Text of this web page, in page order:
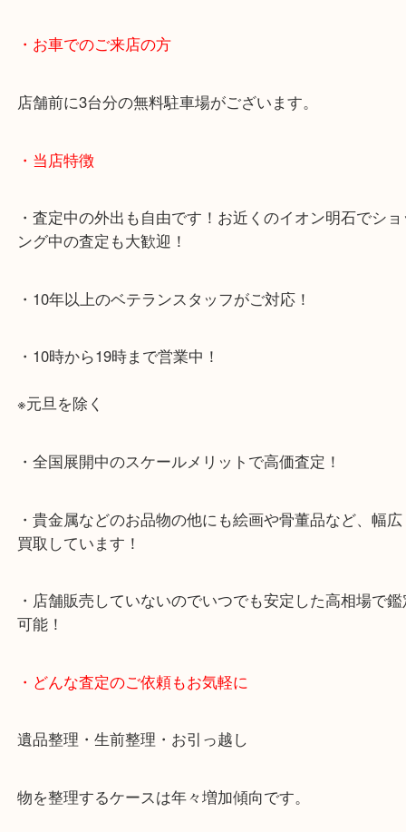
・最寄り駅のご案内
JR神戸線「明石大久保駅」
店舗前に3台分の無料駐車場がございます。
・当店特徴
・査定中の外出も自由です！お近くのイオン明石で
ング中の査定も大歓迎！
・10年以上のベテランスタッフがご対応！
・10時から19時まで営業中！
・全国展開中のスケールメリットで高価査定！